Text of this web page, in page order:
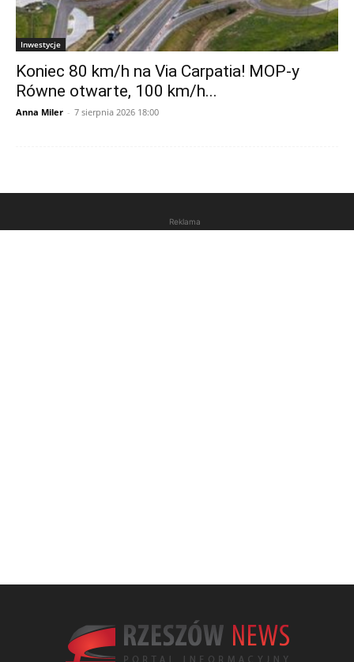
Inwestycje
Koniec 80 km/h na Via Carpatia! MOP-y
Równe otwarte, 100 km/h...
Anna Miler - 7 sierpnia 2026 18:00
Reklama